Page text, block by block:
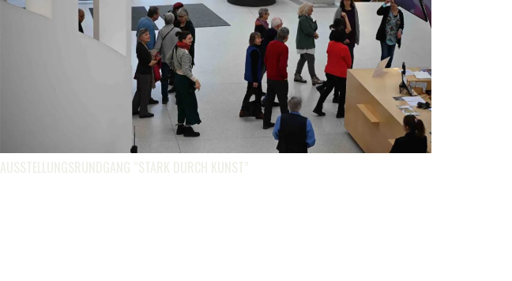
AUSSTELLUNGSRUNDGANG “STARK DURCH KUNST”